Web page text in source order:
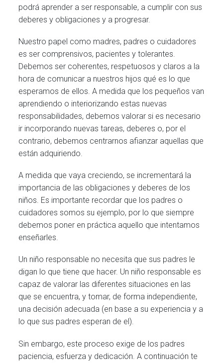
podrá aprender a ser responsable, a cumplir con sus
deberes y obligaciones y a progresar.
Nuestro papel como madres, padres o cuidadores
es ser comprensivos, pacientes y tolerantes.
Debemos ser coherentes, respetuosos y claros a la
hora de comunicar a nuestros hijos qué es lo que
esperamos de ellos. A medida que los pequeños van
aprendiendo o interiorizando estas nuevas
responsabilidades, debemos valorar si es necesario
ir incorporando nuevas tareas, deberes o, por el
contrario, debemos centrarnos afianzar aquellas que
están adquiriendo.
A medida que vaya creciendo, se incrementará la
importancia de las obligaciones y deberes de los
niños. Es importante recordar que los padres o
cuidadores somos su ejemplo, por lo que siempre
debemos poner en práctica aquello que intentamos
enseñarles.
Un niño responsable no necesita que sus padres le
digan lo que tiene que hacer. Un niño responsable es
capaz de valorar las diferentes situaciones en las
que se encuentra, y tomar, de forma independiente,
una decisión adecuada (en base a su experiencia y a
lo que sus padres esperan de el).
Sin embargo, este proceso exige de los padres
paciencia, esfuerza y dedicación. A continuación te